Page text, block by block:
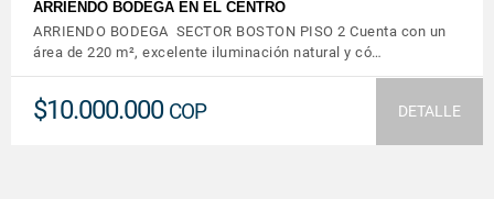
ARRIENDO BODEGA EN EL CENTRO
ARRIENDO BODEGA SECTOR BOSTON PISO 2 Cuenta con un
área de 220 m², excelente iluminación natural y có…
$10.000.000 COP DETALLE